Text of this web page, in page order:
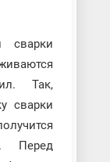
сварки
Так,
сварки
Перед